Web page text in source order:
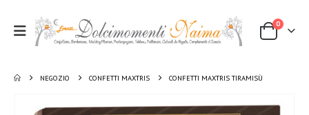
0
NEGOZIO CONFETTI MAXTRIS CONFETTI MAXTRIS TIRAMISÙ